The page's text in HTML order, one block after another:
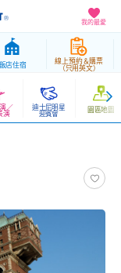
我的最愛
飯店住宿
線上預約＆購票
（只用英文）
／
演
迪士尼明星
迎賓會 園區地圖